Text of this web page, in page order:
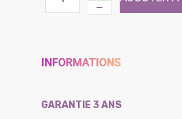
INFORMATIONS
GARANTIE 3 ANS